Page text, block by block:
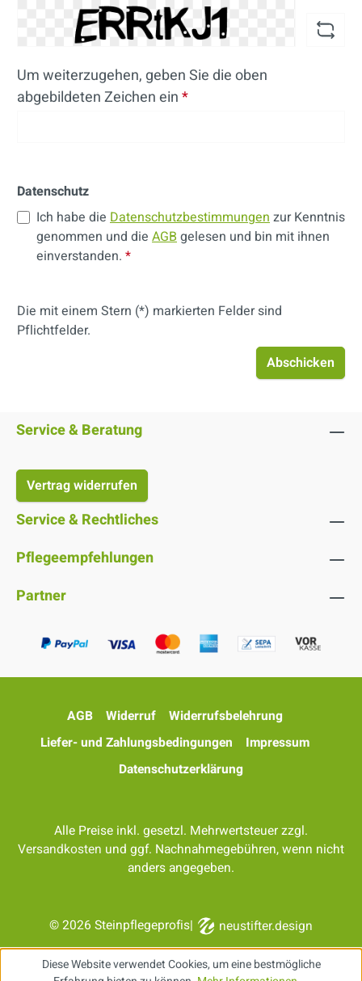
Um weiterzugehen, geben Sie die oben
abgebildeten Zeichen ein*
Datenschutz
Ich habe die Datenschutzbestimmungenzur Kenntnis
genommen und die AGBgelesen und bin mit ihnen
einverstanden. *
Die mit einem Stern (*) markierten Felder sind
Pflichtfelder.
Abschicken
Service & Beratung
Vertrag widerrufen
Service & Rechtliches
Pflegeempfehlungen
Partner
AGB Widerruf
Widerrufsbelehrung
Liefer- und Zahlungsbedingungen
Impressum
Datenschutzerklärung
Alle Preise inkl. gesetzl. Mehrwertsteuer zzgl.
Versandkosten und ggf. Nachnahmegebühren, wenn nicht
anders angegeben.
© 2026 Steinpflegeprofis| neustifter.design
Diese Website verwendet Cookies, um eine bestmögliche